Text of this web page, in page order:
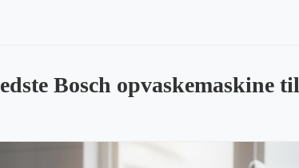
Bosch opvaskemaskine til